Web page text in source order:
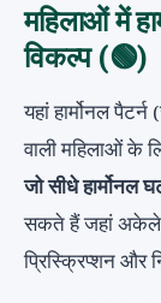
महिलाओं में
विकल्प (🟢)
यहां हार्मोनल
वाली महिलाओं के
जो सीधे हार्मोनल
सकते हैं जहां अकेले
प्रिस्क्रिप्शन और